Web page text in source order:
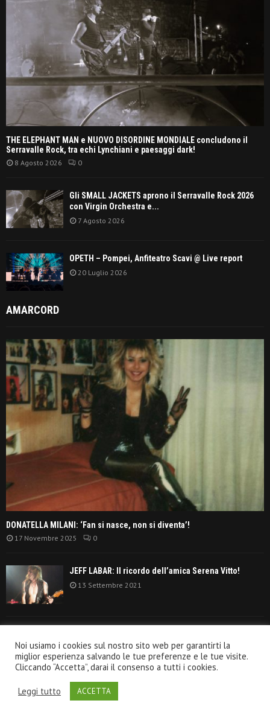
THE ELEPHANT MAN e NUOVO DISORDINE MONDIALE concludono il
Serravalle Rock, tra echi Lynchiani e paesaggi dark!
8 Agosto 2026 0
Gli SMALL JACKETS aprono il Serravalle Rock 2026
con Virgin Orchestra e...
7 Agosto 2026
OPETH – Pompei, Anfiteatro Scavi @ Live report
20 Luglio 2026
AMARCORD
DONATELLA MILANI: ‘Fan si nasce, non si diventa’!
17 Novembre 2025 0
JEFF LABAR: Il ricordo dell’amica Serena Vitto!
13 Settembre 2021
settanta’!
30 Giugno 2021
Noi usiamo i cookies sul nostro sito web per garantirti la
miglior esperienza salvando le tue preferenze e le tue visite.
Cliccando “Accetta”, darai il consenso a tutti i cookies.
Leggi tutto ACCETTA